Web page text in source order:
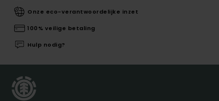
Onze eco-verantwoordelijke inzet
100% veilige betaling
Hulp nodig?